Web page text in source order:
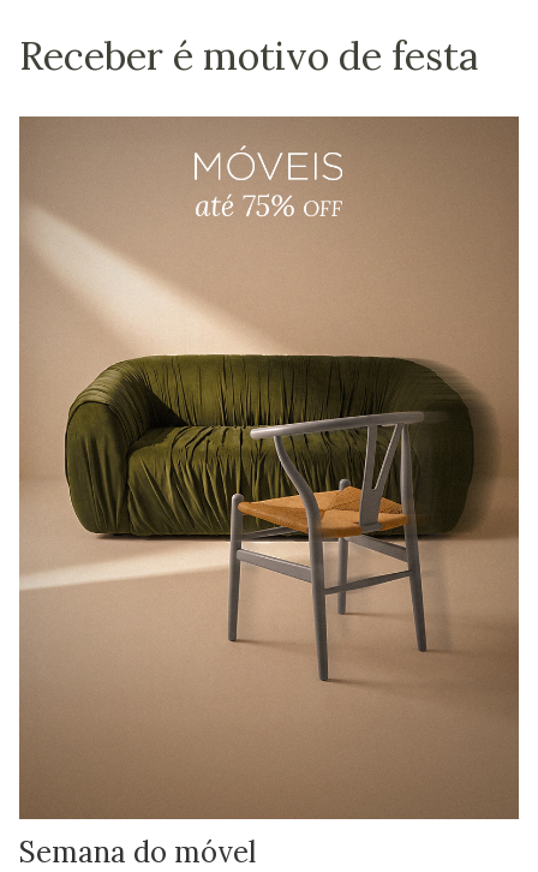
Receber é motivo de festa
Semana do móvel